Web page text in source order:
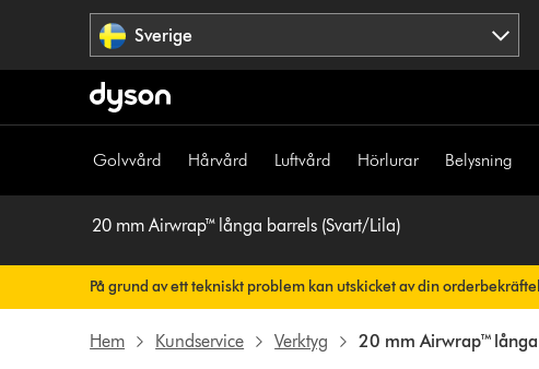
Sverige
Golvvård Hårvård Luftvård Hörlurar Belysning
20 mm Airwrap™ långa barrels (Svart/Lila)
På grund av ett tekniskt problem kan utskicket av din
Din orderbekräftelse kommer snart att skickas till dig automatiskt.
Hem Kundservice Verktyg 20 mm Airwrap™